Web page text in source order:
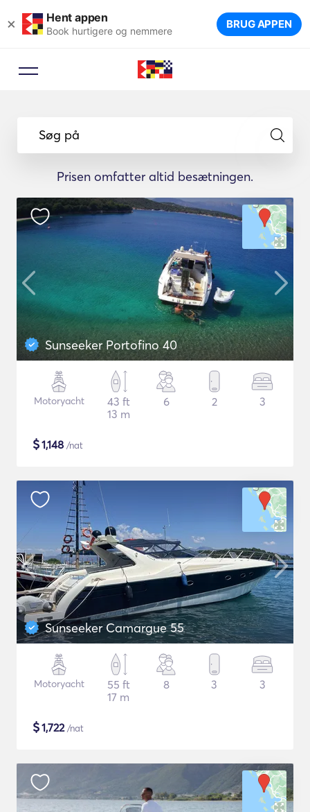
× Hent appen
Book hurtigere og nemmere BRUG APPEN
Søg på
Prisen omfatter altid besætningen.
Sunseeker Portofino 40
Motoryacht
43 ft
13 m
6 2 3
$1,148 /nat
Sunseeker Camargue 55
Motoryacht
55 ft
17 m
8 3 3
$1,722/nat